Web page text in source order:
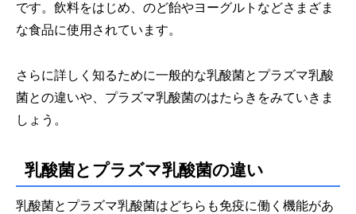
です。飲料をはじめ、のど飴やヨーグルトなどさまざま
な食品に使用されています。
さらに詳しく知るために一般的な乳酸菌とプラズマ乳酸
菌との違いや、プラズマ乳酸菌のはたらきをみていきま
しょう。
乳酸菌とプラズマ乳酸菌の違い
乳酸菌とプラズマ乳酸菌はどちらも免疫に働く機能があ